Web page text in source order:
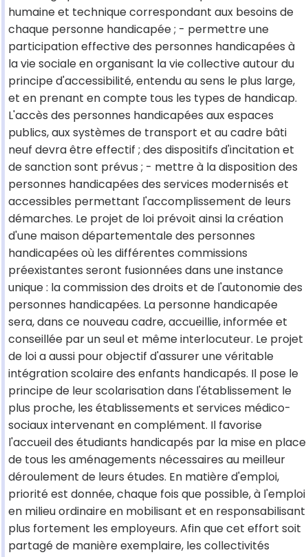
humaine et technique correspondant aux besoins de
chaque personne handicapée ; - permettre une
participation effective des personnes handicapées à
la vie sociale en organisant la vie collective autour du
principe d'accessibilité, entendu au sens le plus large,
et en prenant en compte tous les types de handicap.
L'accès des personnes handicapées aux espaces
publics, aux systèmes de transport et au cadre bâti
neuf devra être effectif ; des dispositifs d'incitation et
de sanction sont prévus ; - mettre à la disposition des
personnes handicapées des services modernisés et
accessibles permettant l'accomplissement de leurs
démarches. Le projet de loi prévoit ainsi la création
d'une maison départementale des personnes
handicapées où les différentes commissions
préexistantes seront fusionnées dans une instance
unique : la commission des droits et de l'autonomie des
personnes handicapées. La personne handicapée
sera, dans ce nouveau cadre, accueillie, informée et
conseillée par un seul et même interlocuteur. Le projet
de loi a aussi pour objectif d'assurer une véritable
intégration scolaire des enfants handicapés. Il pose le
principe de leur scolarisation dans l'établissement le
plus proche, les établissements et services médico-
sociaux intervenant en complément. Il favorise
l'accueil des étudiants handicapés par la mise en place
de tous les aménagements nécessaires au meilleur
déroulement de leurs études. En matière d'emploi,
priorité est donnée, chaque fois que possible, à l'emploi
en milieu ordinaire en mobilisant et en responsabilisant
plus fortement les employeurs. Afin que cet effort soit
partagé de manière exemplaire, les collectivités